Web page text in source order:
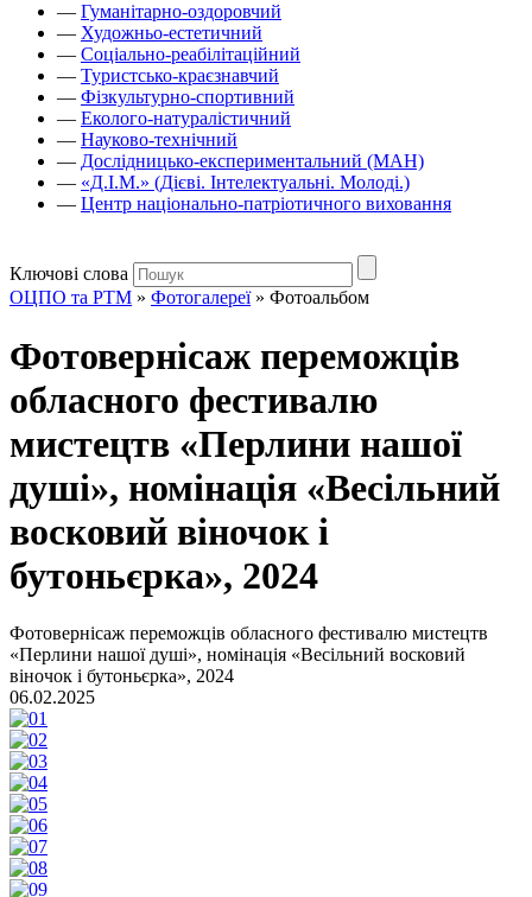
— Гуманітарно-оздоровчий
— Художньо-естетичний
— Соціально-реабілітаційний
— Туристсько-краєзнавчий
— Фізкультурно-спортивний
— Еколого-натуралістичний
— Науково-технічний
— Дослідницько-експериментальний (МАН)
— «Д.І.М.» (Дієві. Інтелектуальні. Молоді.)
— Центр національно-патріотичного виховання
Ключові слова
ОЦПО та РТМ » Фотогалереї» Фотоальбом
Фотовернісаж переможців
обласного фестивалю
мистецтв «Перлини нашої
душі», номінація «Весільний
восковий віночок і
бутоньєрка», 2024
Фотовернісаж переможців обласного фестивалю мистецтв
«Перлини нашої душі», номінація «Весільний восковий
віночок і бутоньєрка», 2024
06.02.2025